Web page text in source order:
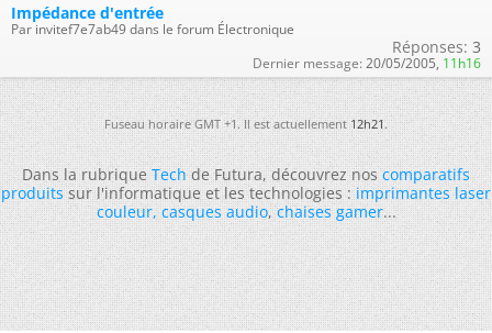
Impédance d'entrée
Par invitef7e7ab49 dans le forum Électronique
Réponses: 3
Dernier message: 20/05/2005, 11h16
Fuseau horaire GMT +1. Il est actuellement12h21.
Dans la rubriqueTechde Futura, découvrez noscomparatifs
produitssur l'informatique et les technologies :imprimantes laser
couleur,casques audio,chaises gamer...